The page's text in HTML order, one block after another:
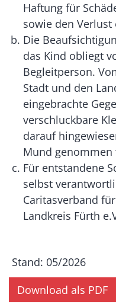
Haftung für
sowie den Verlust
Die
das Kind obliegt
Begleitperson.
Stadt und den
eingebrachte
verschluckbare
darauf
Mund
Für entstandene
selbst
Caritasverband
Landkreis Fürth
Stand: 05/2026
Download als PDF